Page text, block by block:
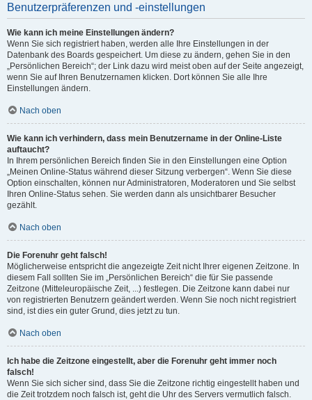
Benutzerpräferenzen und -einstellungen
Wie kann ich meine Einstellungen ändern?
Wenn Sie sich registriert haben, werden alle Ihre Einstellungen in der
Datenbank des Boards gespeichert. Um diese zu ändern, gehen Sie in den
„Persönlichen Bereich“; der Link dazu wird meist oben auf der Seite angezeigt,
wenn Sie auf Ihren Benutzernamen klicken. Dort können Sie alle Ihre
Einstellungen ändern.
Nach oben
Wie kann ich verhindern, dass mein Benutzername in der Online-Liste
auftaucht?
In Ihrem persönlichen Bereich finden Sie in den Einstellungen eine Option
„Meinen Online-Status während dieser Sitzung verbergen“. Wenn Sie diese
Option einschalten, können nur Administratoren, Moderatoren und Sie selbst
Ihren Online-Status sehen. Sie werden dann als unsichtbarer Besucher
gezählt.
Nach oben
Die Forenuhr geht falsch!
Möglicherweise entspricht die angezeigte Zeit nicht Ihrer eigenen Zeitzone. In
diesem Fall sollten Sie im „Persönlichen Bereich“ die für Sie passende
Zeitzone (Mitteleuropäische Zeit, ...) festlegen. Die Zeitzone kann dabei nur
von registrierten Benutzern geändert werden. Wenn Sie noch nicht registriert
sind, ist dies ein guter Grund, dies jetzt zu tun.
Nach oben
Ich habe die Zeitzone eingestellt, aber die Forenuhr geht immer noch
falsch!
Wenn Sie sich sicher sind, dass Sie die Zeitzone richtig eingestellt haben und
die Zeit trotzdem noch falsch ist, geht die Uhr des Servers vermutlich falsch.